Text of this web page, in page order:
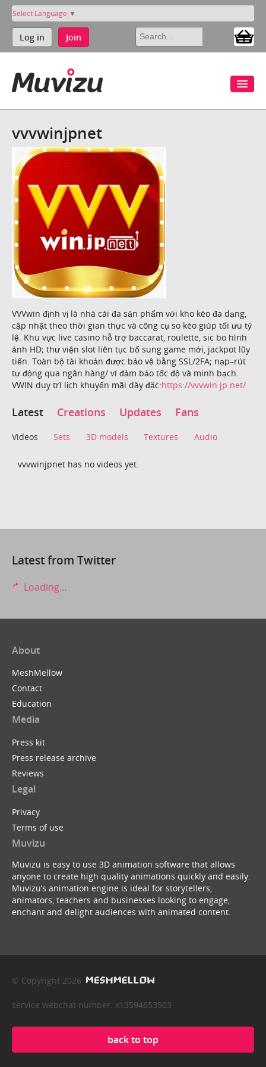
Select Language ▼
Log in Join
vvvwinjpnet
VVVwin định vị là nhà cái đa sản phẩm với kho kèo đa dạng,
cập nhật theo thời gian thực và công cụ so kèo giúp tối ưu tỷ
lệ. Khu vực live casino hỗ trợ baccarat, roulette, sic bo hình
ảnh HD; thư viện slot liên tục bổ sung game mới, jackpot lũy
tiến. Toàn bộ tài khoản được bảo vệ bằng SSL/2FA; nạp–rút
tự động qua ngân hàng/ ví đảm bảo tốc độ và minh bạch.
VWIN duy trì lịch khuyến mãi dày đặc:https://vvvwin.jp.net/
Latest Creations Updates Fans
Videos Sets 3D models Textures Audio
vvvwinjpnet has no videos yet.
Latest from Twitter
Loading...
About
MeshMellow
Contact
Education
Media
Press kit
Press release archive
Reviews
Legal
Privacy
Terms of use
Muvizu
Muvizu is easy to use 3D animation software that allows
anyone to create high quality animations quickly and easily.
Muvizu’s animation engine is ideal for storytellers,
animators, teachers and businesses looking to engage,
enchant and delight audiences with animated content.
© Copyright 2026
service webchat number: x13594653503
back to top